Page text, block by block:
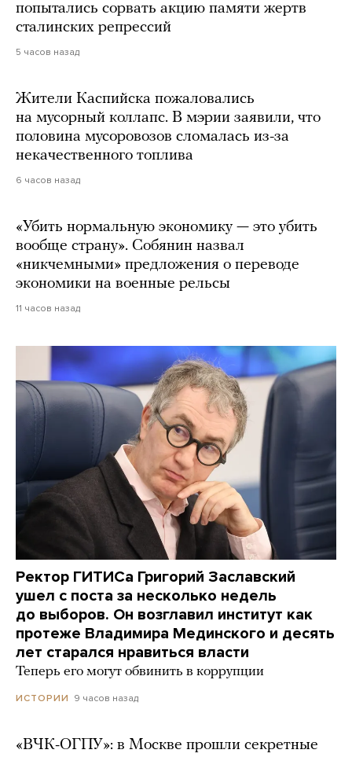
попытались сорвать акцию памяти жертв
сталинских репрессий
5 часов назад
Жители Каспийска пожаловались
на мусорный коллапс. В мэрии заявили, что
половина мусоровозов сломалась из-за
некачественного топлива
6 часов назад
«Убить нормальную экономику — это убить
вообще страну». Собянин назвал
«никчемными» предложения о переводе
экономики на военные рельсы
11 часов назад
Ректор ГИТИСа Григорий Заславский
ушел с поста за несколько недель
до выборов. Он возглавил институт как
протеже Владимира Мединского и десять
лет старался нравиться власти
Теперь его могут обвинить в коррупции
ИСТОРИИ 9 часов назад
«ВЧК-ОГПУ»: в Москве прошли секретные